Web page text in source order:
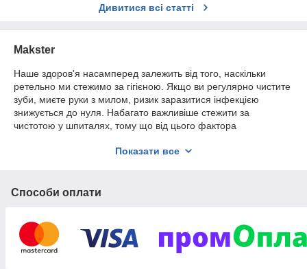
Дивитися всі статті
Makster
Наше здоров'я насамперед залежить від того, наскільки
ретельно ми стежимо за гігієною. Якщо ви регулярно чистите
зуби, миєте руки з милом, ризик заразитися інфекцією
знижується до нуля. Набагато важливіше стежити за
чистотою у шпиталях, тому що від цього фактора
Рукавички медичні повинні знаходитись у кожному
невеликих операцій, щоб не сталося у пацієнта ускладнень.
високої якості та доступної вартості
Щодня клінікам, приватним стоматологічним кабінетам та
салонам краси потрібні хірургічні маски та інші подібні
Показати все
Способи оплати